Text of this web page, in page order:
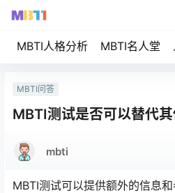
MBTI人格分析 MBTI名人堂
MBTI问答
MBTI测试是否可以替代其
mbti
MBTI测试可以提供额外的信息